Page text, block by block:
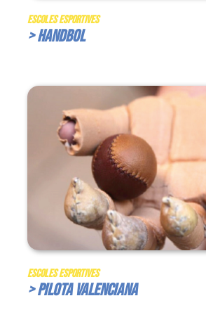
Escoles Esportives
> Handbol
Escoles Esportives
> Pilota Valenciana